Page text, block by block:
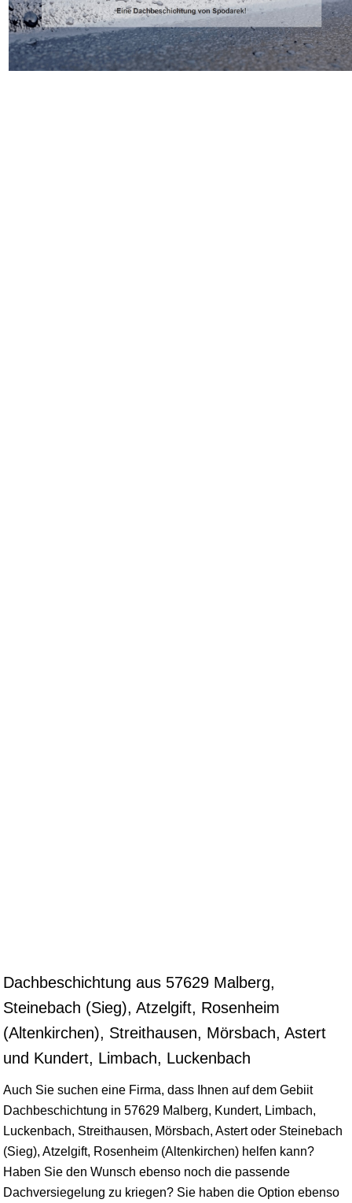
Dachbeschichtung aus 57629 Malberg,
Steinebach (Sieg), Atzelgift, Rosenheim
(Altenkirchen), Streithausen, Mörsbach, Astert
und Kundert, Limbach, Luckenbach
Auch Sie suchen eine Firma, dass Ihnen auf dem Gebiit
Dachbeschichtung in 57629 Malberg, Kundert, Limbach,
Luckenbach, Streithausen, Mörsbach, Astert oder Steinebach
(Sieg), Atzelgift, Rosenheim (Altenkirchen) helfen kann?
Haben Sie den Wunsch ebenso noch die passende
Dachversiegelung zu kriegen? Sie haben die Option ebenso